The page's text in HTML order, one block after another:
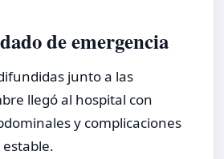
de emergencia
junto a las
llegó al hospital con
y complicaciones